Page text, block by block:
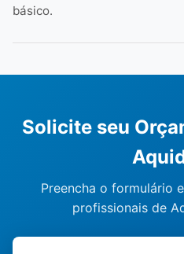
básico.
Solicite seu
Preencha o formulário
profissionais de